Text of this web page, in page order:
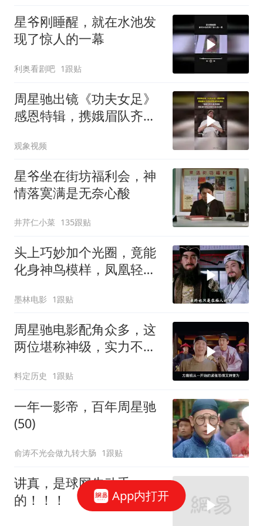
星爷刚睡醒，就在水池发
现了惊人的一幕
利奥看剧吧 1跟贴
周星驰出镜《功夫女足》
感恩特辑，携娥眉队齐声
观象视频
星爷坐在街坊福利会，神
情落寞满是无奈心酸
井芹仁小菜 135跟贴
头上巧妙加个光圈，竟能
化身神鸟模样，凤凰轻松
墨林电影 1跟贴
周星驰电影配角众多，这
两位堪称神级，实力不容
料定历史 1跟贴
一年一影帝，百年周星驰
(50)
俞涛不光会做九转大肠 1跟贴
讲真，是球网先动手
的！！！
App内打开